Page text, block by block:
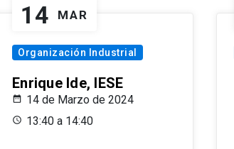
14 MAR
Organización Industrial
Enrique Ide, IESE
14 de Marzo de 2024
13:40 a 14:40